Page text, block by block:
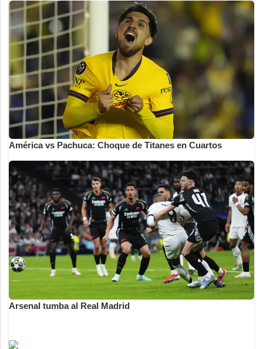
América vs Pachuca: Choque de Titanes en Cuartos
Arsenal tumba al Real Madrid